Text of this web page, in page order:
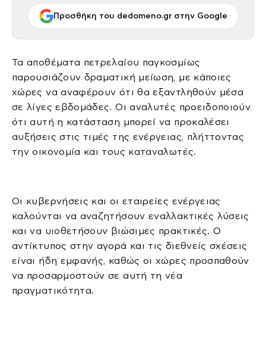
Προσθήκη του dedomeno.gr στην Google
Τα αποθέματα πετρελαίου παγκοσμίως
παρουσιάζουν δραματική μείωση, με κάποιες
χώρες να αναφέρουν ότι θα εξαντληθούν μέσα
σε λίγες εβδομάδες. Οι αναλυτές προειδοποιούν
ότι αυτή η κατάσταση μπορεί να προκαλέσει
αυξήσεις στις τιμές της ενέργειας, πλήττοντας
την οικονομία και τους καταναλωτές.
Οι κυβερνήσεις και οι εταιρείες ενέργειας
καλούνται να αναζητήσουν εναλλακτικές λύσεις
και να υιοθετήσουν βιώσιμες πρακτικές. Ο
αντίκτυπος στην αγορά και τις διεθνείς σχέσεις
είναι ήδη εμφανής, καθώς οι χώρες προσπαθούν
να προσαρμοστούν σε αυτή τη νέα
πραγματικότητα.